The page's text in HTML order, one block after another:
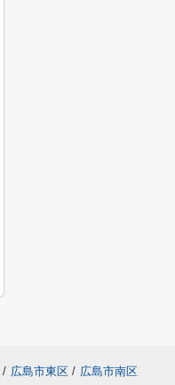
/ 広島市東区 / 広島市南区